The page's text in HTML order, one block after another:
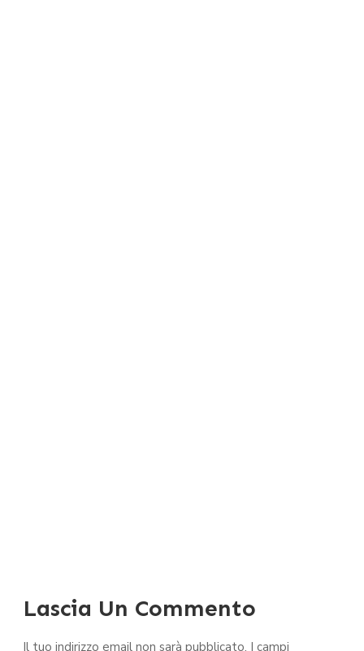
Lascia Un Commento
Il tuo indirizzo email non sarà pubblicato. I campi